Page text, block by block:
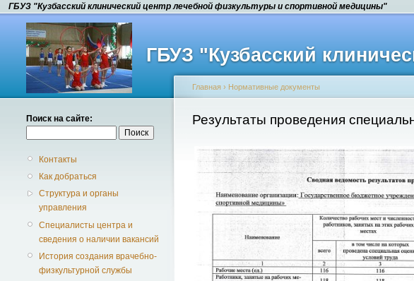
ГБУЗ "Кузбасский клинический центр лечебной физкультуры и спортивной медицины"
ГБУЗ "Кузбасский
Поиск на сайте:
Контакты
Как добраться
Структура и органы
управления
Специалисты центра и
сведения о наличии вакансий
История создания врачебно-
физкультурной службы
Главная › Нормативные документы
Результаты проведения